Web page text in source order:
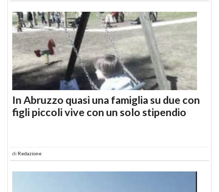
In Abruzzo quasi una famiglia su due con
figli piccoli vive con un solo stipendio
di Redazione